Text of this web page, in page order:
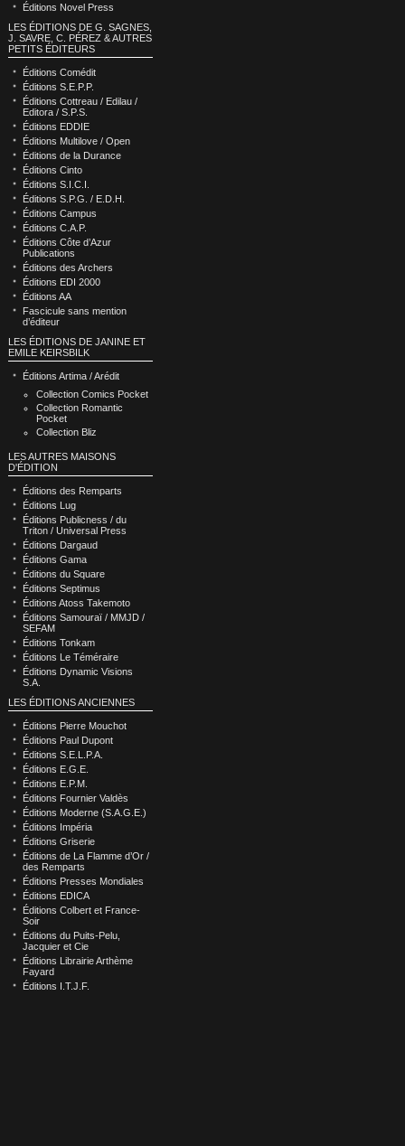
Éditions Novel Press
LES ÉDITIONS DE G. SAGNES,
J. SAVRE, C. PÉREZ & AUTRES
PETITS ÉDITEURS
Éditions Comédit
Éditions S.E.P.P.
Éditions Cottreau / Edilau /
Editora / S.P.S.
Éditions EDDIE
Éditions Multilove / Open
Éditions de la Durance
Éditions Cinto
Éditions S.I.C.I.
Éditions S.P.G. / E.D.H.
Éditions Campus
Éditions C.A.P.
Éditions Côte d’Azur
Publications
Éditions des Archers
Éditions EDI 2000
Éditions AA
Fascicule sans mention
d’éditeur
LES ÉDITIONS DE JANINE ET
EMILE KEIRSBILK
Éditions Artima / Arédit
Collection Comics Pocket
Collection Romantic
Pocket
Collection Bliz
LES AUTRES MAISONS
D'ÉDITION
Éditions des Remparts
Éditions Lug
Éditions Publicness / du
Triton / Universal Press
Éditions Dargaud
Éditions Gama
Éditions du Square
Éditions Septimus
Éditions Atoss Takemoto
Éditions Samouraï / MMJD /
SEFAM
Éditions Tonkam
Éditions Le Téméraire
Éditions Dynamic Visions
S.A.
LES ÉDITIONS ANCIENNES
Éditions Pierre Mouchot
Éditions Paul Dupont
Éditions S.E.L.P.A.
Éditions E.G.E.
Éditions E.P.M.
Éditions Fournier Valdès
Éditions Moderne (S.A.G.E.)
Éditions Impéria
Éditions Griserie
Éditions de La Flamme d’Or /
des Remparts
Éditions Presses Mondiales
Éditions EDICA
Éditions Colbert et France-
Soir
Éditions du Puits-Pelu,
Jacquier et Cie
Éditions Librairie Arthème
Fayard
Éditions I.T.J.F.